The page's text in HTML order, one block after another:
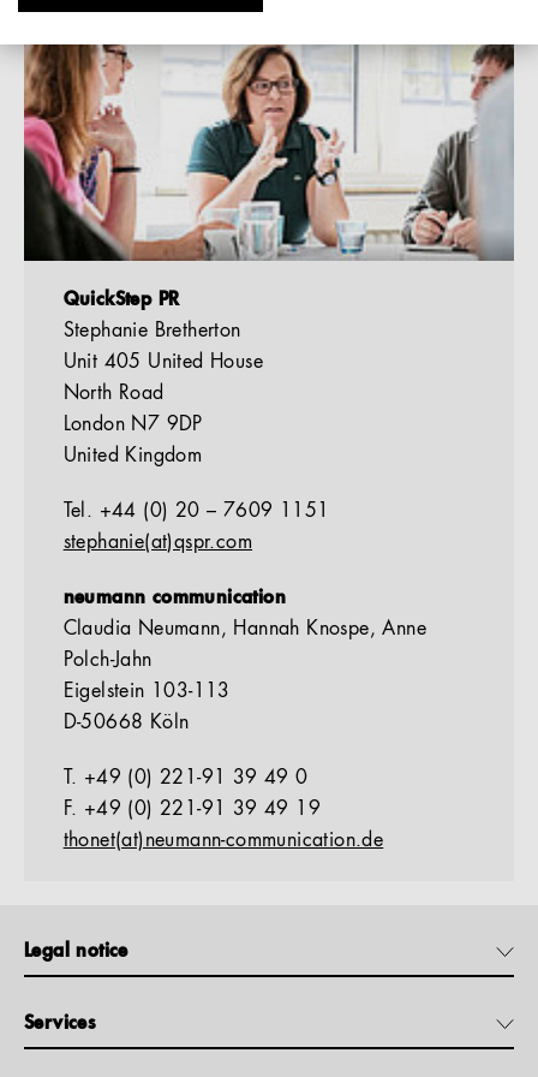
QuickStep PR
Stephanie Bretherton
Unit 405 United House
North Road
London N7 9DP
United Kingdom
Tel. +44 (0) 20 – 7609 1151
stephanie(at)qspr.com
neumann communication
Claudia Neumann, Hannah Knospe, Anne
Polch-Jahn
Eigelstein 103-113
D-50668 Köln
T. +49 (0) 221-91 39 49 0
F. +49 (0) 221-91 39 49 19
thonet(at)neumann-communication.de
Legal notice
Services